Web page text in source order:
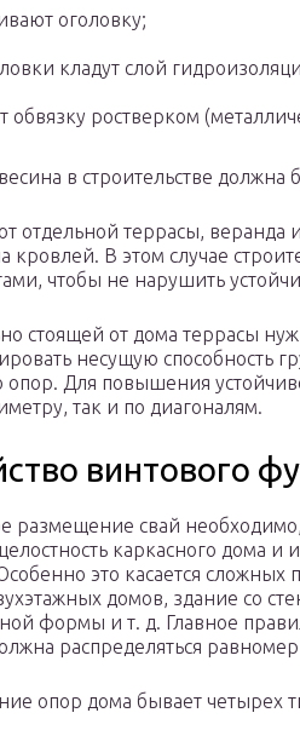
оголовку;
кладут слой
обвязку ростверком
в строительстве должна
отдельной террасы,
кровлей. В этом случае
чтобы не нарушить
стоящей от дома террасы
несущую способность
опор. Для повышения
так и по диагоналям.
винтового
размещение свай
каркасного дома и
это касается сложных
домов, здание со
формы и т. д. Главное
распределяться
опор дома бывает четырех